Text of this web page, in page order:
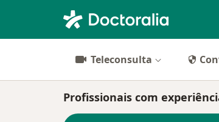
Teleconsulta
Profissionais com